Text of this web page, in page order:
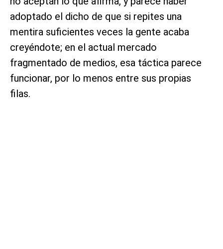
adoptado el dicho de que si repites una
mentira suficientes veces la gente acaba
creyéndote; en el actual mercado
fragmentado de medios, esa táctica parece
funcionar, por lo menos entre sus propias
filas.